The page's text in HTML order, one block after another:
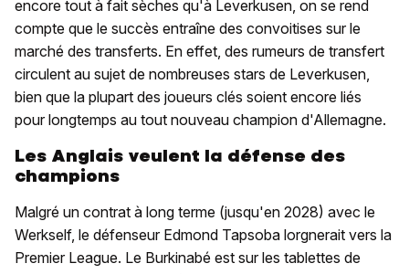
encore tout à fait sèches qu'à Leverkusen, on se rend
compte que le succès entraîne des convoitises sur le
marché des transferts. En effet, des rumeurs de transfert
circulent au sujet de nombreuses stars de Leverkusen,
bien que la plupart des joueurs clés soient encore liés
pour longtemps au tout nouveau champion d'Allemagne.
Les Anglais veulent la défense des
champions
Malgré un contrat à long terme (jusqu'en 2028) avec le
Werkself, le défenseur Edmond Tapsoba lorgnerait vers la
Premier League. Le Burkinabé est sur les tablettes de